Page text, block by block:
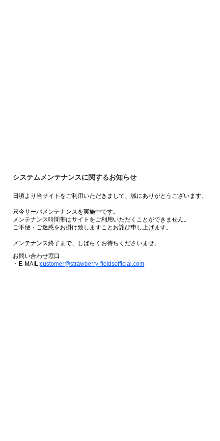
システムメンテナンスに関するお知らせ
日頃より当サイトをご利用いただきまして、誠にありがとうございます。
只今サーバメンテナンスを実施中です。
メンテナンス時間帯はサイトをご利用いただくことができません。
ご不便・ご迷惑をお掛け致しますことお詫び申し上げます。
メンテナンス終了まで、しばらくお待ちくださいませ。
お問い合わせ窓口
・E-MAIL:customer@strawberry-fieldsofficial.com